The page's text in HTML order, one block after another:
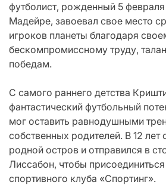
футболист, рожденный 5 февраля
Мадейре, завоевал свое место
игроков планеты благодаря
бескомпромиссному труду,
победам.
С самого раннего детства
фантастический футбольный
мог оставить равнодушными
собственных родителей. В 12 лет
родной остров и отправился в
Лиссабон, чтобы
спортивного клуба «Спортинг».